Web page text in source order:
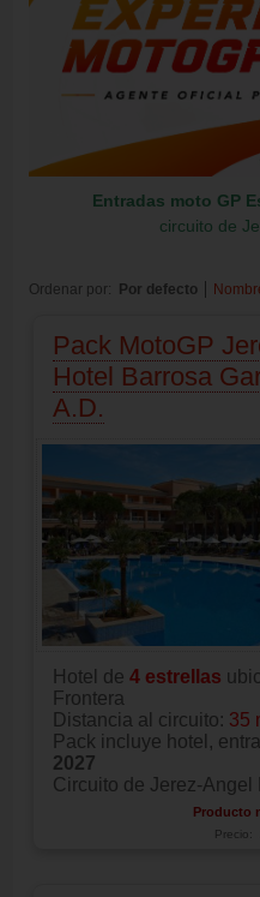
Entradas moto GP
circuito de
Ordenar por: Por defecto
Pack MotoGP
Hotel Barrosa
A.D.
Hotel de 4 estrellas
Frontera
Distancia al circuito: 35
Pack incluye hotel,
2027
Circuito de Jerez-Angel
Producto
Precio: